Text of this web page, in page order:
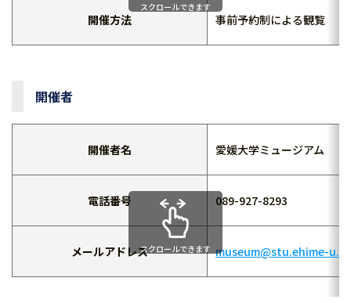
開催方法 事前予約制による観覧
スクロールできます
開催者
開催者名 愛媛大学ミュージアム
電話番号 089-927-8293
メールアドレス museum@stu.ehime-
スクロールできます